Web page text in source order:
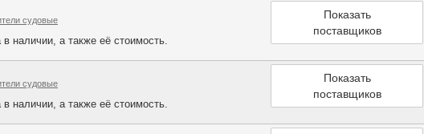
судовые
наличии, а также её стоимость.
Показать
поставщиков
судовые
наличии, а также её стоимость.
Показать
поставщиков